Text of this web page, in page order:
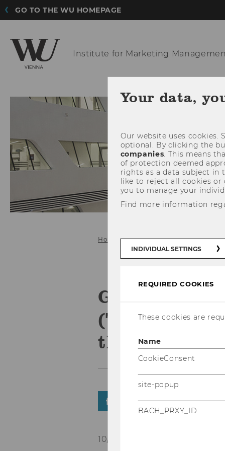
GO TO THE WU HOMEPAGE
Institute for Marketing
Home News Details MM
(TQW):
the Arts”
SHARE SHARE
10/11/2023
Your data,
Our website uses
optional. By clicking the
companies . This means
of protection deemed
rights as a data subject in
like to reject all cookies or
you to manage your
Find more information
INDIVIDUAL SETTINGS
REQUIRED COOKIES
These cookies are
Name
CookieConsent
site-popup
BACH_PRXY_ID